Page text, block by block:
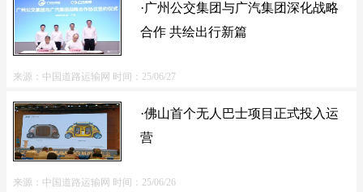
·广州公交集团与广汽集团深化战略
合作 共绘出行新篇
来源：中国道路运输网 时间：25/06/27
·佛山首个无人巴士项目正式投入运
营
来源：中国道路运输网 时间：25/06/26